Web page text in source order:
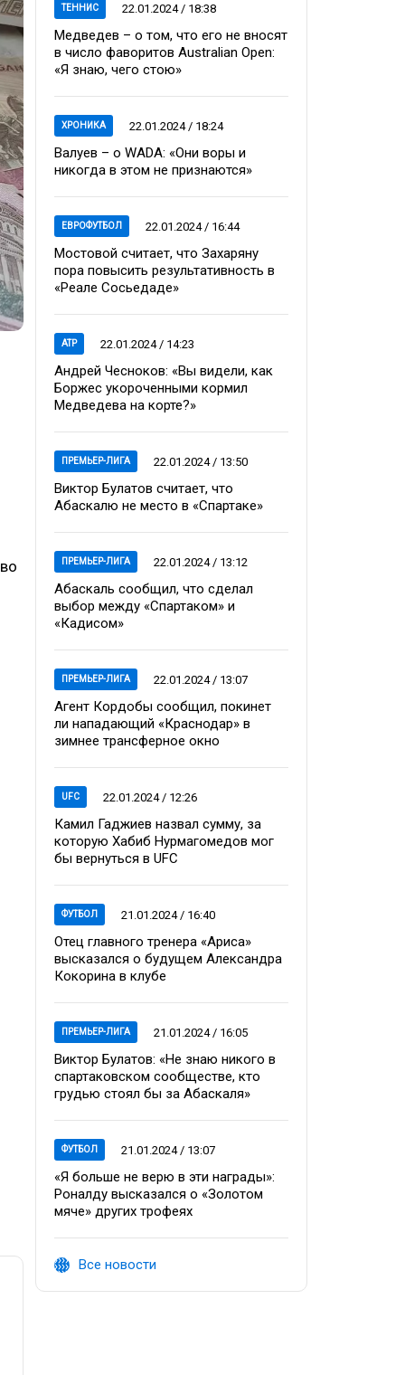
ТЕННИС 22.01.2024 / 18:38
Медведев – о том, что его не вносят
в число фаворитов Australian Open:
«Я знаю, чего стою»
ХРОНИКА 22.01.2024 / 18:24
Валуев – о WADA: «Они воры и
никогда в этом не признаются»
ЕВРОФУТБОЛ 22.01.2024 / 16:44
Мостовой считает, что Захаряну
пора повысить результативность в
«Реале Сосьедаде»
ATP 22.01.2024 / 14:23
Андрей Чесноков: «Вы видели, как
Боржес укороченными кормил
Медведева на корте?»
ПРЕМЬЕР-ЛИГА 22.01.2024 / 13:50
Виктор Булатов считает, что
Абаскалю не место в «Спартаке»
ПРЕМЬЕР-ЛИГА 22.01.2024 / 13:12
Абаскаль сообщил, что сделал
выбор между «Спартаком» и
«Кадисом»
ПРЕМЬЕР-ЛИГА 22.01.2024 / 13:07
Агент Кордобы сообщил, покинет
ли нападающий «Краснодар» в
зимнее трансферное окно
UFC 22.01.2024 / 12:26
Камил Гаджиев назвал сумму, за
которую Хабиб Нурмагомедов мог
бы вернуться в UFC
ФУТБОЛ 21.01.2024 / 16:40
Отец главного тренера «Ариса»
высказался о будущем Александра
Кокорина в клубе
ПРЕМЬЕР-ЛИГА 21.01.2024 / 16:05
Виктор Булатов: «Не знаю никого в
спартаковском сообществе, кто
грудью стоял бы за Абаскаля»
ФУТБОЛ 21.01.2024 / 13:07
«Я больше не верю в эти награды»:
Роналду высказался о «Золотом
мяче» других трофеях
Все новости